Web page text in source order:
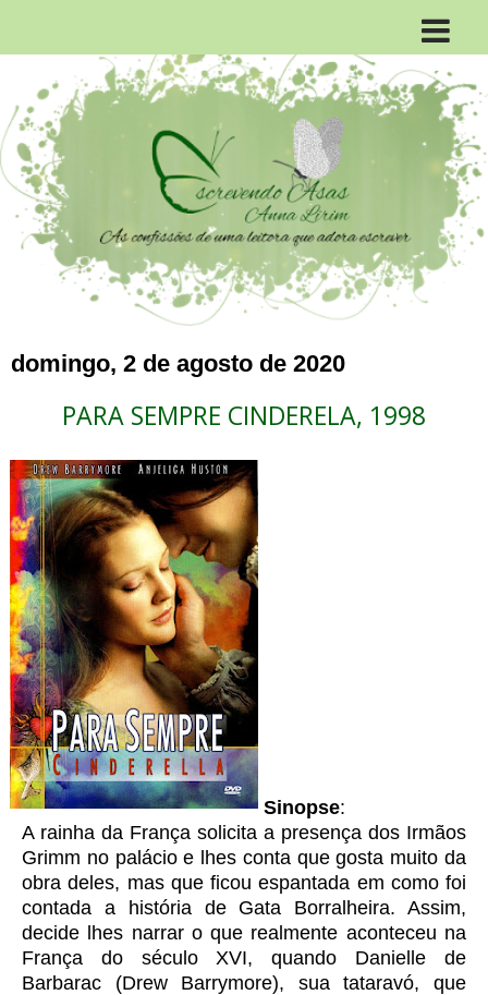
domingo, 2 de agosto de 2020
PARA SEMPRE CINDERELA, 1998
Sinopse:
A rainha da França solicita a presença dos Irmãos
Grimm no palácio e lhes conta que gosta muito da
obra deles, mas que ficou espantada em como foi
contada a história de Gata Borralheira. Assim,
decide lhes narrar o que realmente aconteceu na
França do século XVI, quando Danielle de
Barbarac (Drew Barrymore), sua tataravó, que